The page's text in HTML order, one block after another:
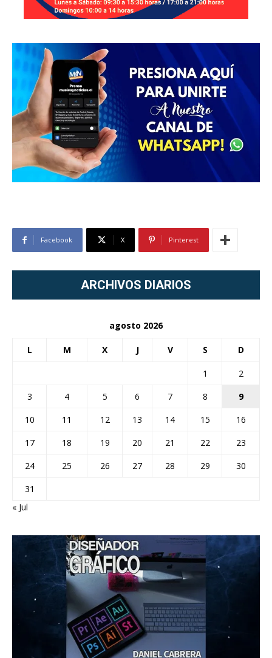
Facebook X Pinterest
ARCHIVOS DIARIOS
agosto 2026
L M X J V S D
1
2
3
4 5 6 7 8
9
10
11 12 13 14 15
16
17
18 19 20 21 22
23
24
25 26 27 28 29
30
31
« Jul